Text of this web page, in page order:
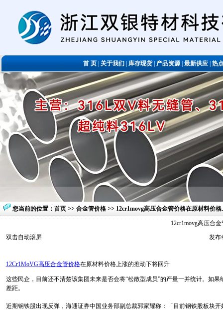
首 页关于我们库存现货|产品资源|最新供应|热
您当前的位置： 首页 >> 合金管价格 >> 12cr1movg高压合金管价格在原材料价
12cr1movg高压合
双击自动滚屏
发布
12Cr1MoVG高压合金管价格在原材料价格上涨的推动下将回升
这些民企，目前还不清楚该集团未来是否会将“松散型成员”的产量一并统计。如
差距。
近期钢铁股出现反弹，海通证券中国业务部副总裁郭家耀称：「目前钢铁股板块